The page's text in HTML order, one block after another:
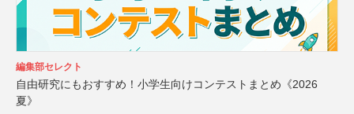
編集部セレクト
自由研究にもおすすめ！小学生向けコンテストまとめ《2026
夏》